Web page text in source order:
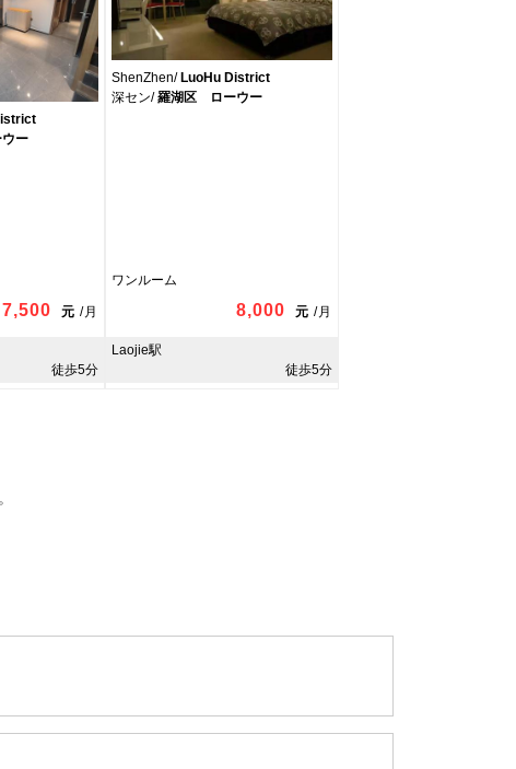
ー
7,500 元 /月
徒歩5分
ShenZhen/LuoHu District
深セン/羅湖区 ローウー
ワンルーム
8,000 元 /月
Laojie駅
徒歩5分